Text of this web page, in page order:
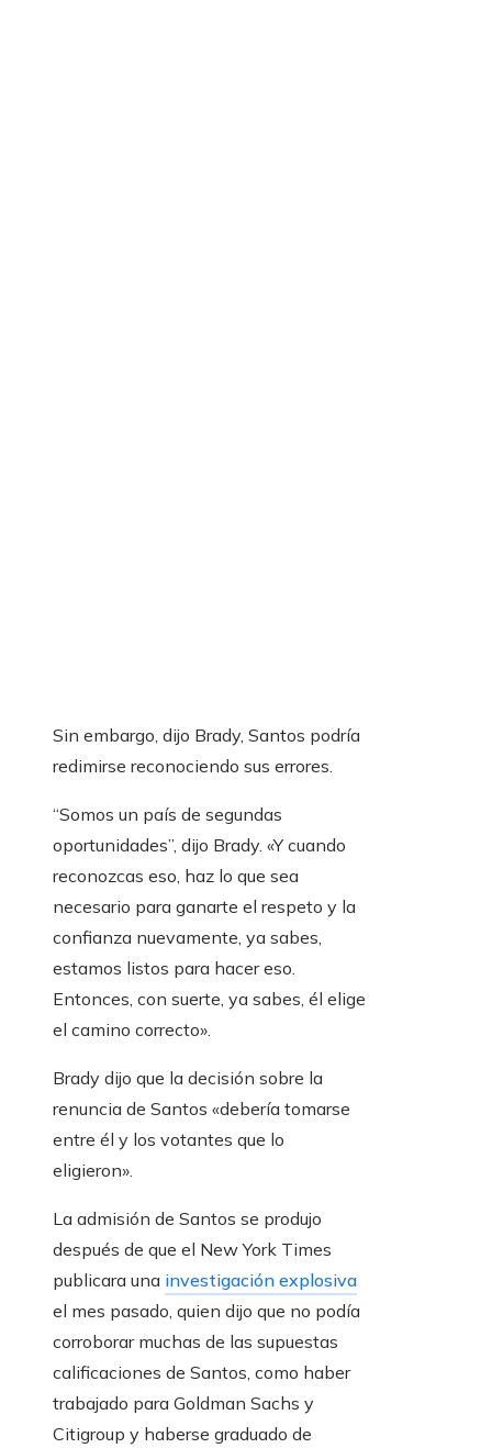
Sin embargo, dijo Brady, Santos podría
redimirse reconociendo sus errores.
“Somos un país de segundas
oportunidades”, dijo Brady. «Y cuando
reconozcas eso, haz lo que sea
necesario para ganarte el respeto y la
confianza nuevamente, ya sabes,
estamos listos para hacer eso.
Entonces, con suerte, ya sabes, él elige
el camino correcto».
Brady dijo que la decisión sobre la
renuncia de Santos «debería tomarse
entre él y los votantes que lo
eligieron».
La admisión de Santos se produjo
después de que el New York Times
publicara una investigación explosiva
el mes pasado, quien dijo que no podía
corroborar muchas de las supuestas
calificaciones de Santos, como haber
trabajado para Goldman Sachs y
Citigroup y haberse graduado de